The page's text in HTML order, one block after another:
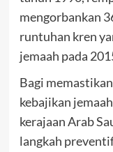
mengorbankan
runtuhan kren
jemaah pada
Bagi
kebajikan
kerajaan Arab
langkah